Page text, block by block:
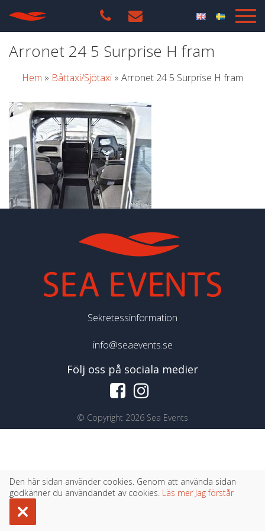
Arronet 24 5 Surprise H fram
Hem » Båttaxi/Sjötaxi » Arronet 24 5 Surprise H fram
Sekretessinformation
info@seaevents.se
Följ oss på sociala medier
© Copyright 2026 Sea Events
Den här sidan använder cookies. Genom att använda sidan
godkänner du användandet av cookies. Läs mer Jag förstår